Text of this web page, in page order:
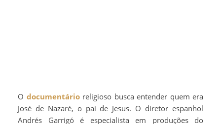
O documentárioreligioso busca entender quem era
José de Nazaré, o pai de Jesus. O diretor espanhol
Andrés Garrigó é especialista em produções do